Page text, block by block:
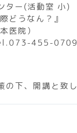
ター(活動室 小)
どうなん？』
医院）
455-0709
下、開講と致